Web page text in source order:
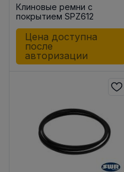
Клиновые ремни с
покрытием SPZ612
Цена доступна
после
авторизации